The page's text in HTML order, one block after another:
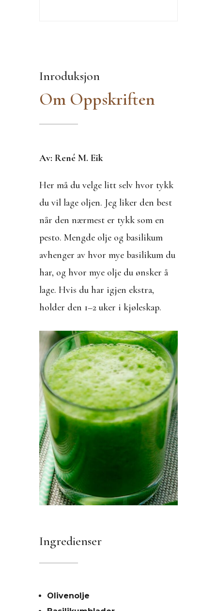
Inroduksjon
Om Oppskriften
Av: René M. Eik
Her må du velge litt selv hvor tykk
du vil lage oljen. Jeg liker den best
når den nærmest er tykk som en
pesto. Mengde olje og basilikum
avhenger av hvor mye basilikum du
har, og hvor mye olje du ønsker å
lage. Hvis du har igjen ekstra,
holder den 1–2 uker i kjøleskap.
Ingredienser
Olivenolje